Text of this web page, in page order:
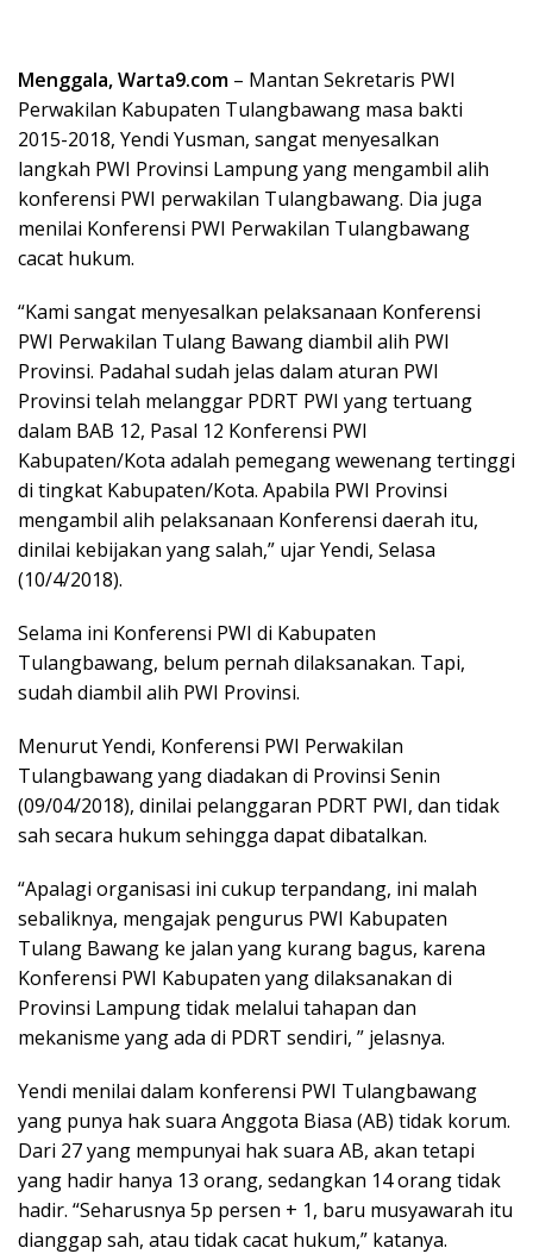
Menggala, Warta9.com – Mantan Sekretaris PWI
Perwakilan Kabupaten Tulangbawang masa bakti
2015-2018, Yendi Yusman, sangat menyesalkan
langkah PWI Provinsi Lampung yang mengambil alih
konferensi PWI perwakilan Tulangbawang. Dia juga
menilai Konferensi PWI Perwakilan Tulangbawang
cacat hukum.
“Kami sangat menyesalkan pelaksanaan Konferensi
PWI Perwakilan Tulang Bawang diambil alih PWI
Provinsi. Padahal sudah jelas dalam aturan PWI
Provinsi telah melanggar PDRT PWI yang tertuang
dalam BAB 12, Pasal 12 Konferensi PWI
Kabupaten/Kota adalah pemegang wewenang tertinggi
di tingkat Kabupaten/Kota. Apabila PWI Provinsi
mengambil alih pelaksanaan Konferensi daerah itu,
dinilai kebijakan yang salah,” ujar Yendi, Selasa
(10/4/2018).
Selama ini Konferensi PWI di Kabupaten
Tulangbawang, belum pernah dilaksanakan. Tapi,
sudah diambil alih PWI Provinsi.
Menurut Yendi, Konferensi PWI Perwakilan
Tulangbawang yang diadakan di Provinsi Senin
(09/04/2018), dinilai pelanggaran PDRT PWI, dan tidak
sah secara hukum sehingga dapat dibatalkan.
“Apalagi organisasi ini cukup terpandang, ini malah
sebaliknya, mengajak pengurus PWI Kabupaten
Tulang Bawang ke jalan yang kurang bagus, karena
Konferensi PWI Kabupaten yang dilaksanakan di
Provinsi Lampung tidak melalui tahapan dan
mekanisme yang ada di PDRT sendiri, ” jelasnya.
Yendi menilai dalam konferensi PWI Tulangbawang
yang punya hak suara Anggota Biasa (AB) tidak korum.
Dari 27 yang mempunyai hak suara AB, akan tetapi
yang hadir hanya 13 orang, sedangkan 14 orang tidak
hadir. “Seharusnya 5p persen + 1, baru musyawarah itu
dianggap sah, atau tidak cacat hukum,” katanya.